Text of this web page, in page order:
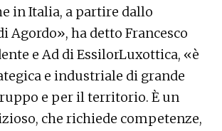
in Italia, a partire dallo
Agordo», ha detto Francesco
e Ad di EssilorLuxottica, «è
e industriale di grande
e per il territorio. È un
che richiede competenze,